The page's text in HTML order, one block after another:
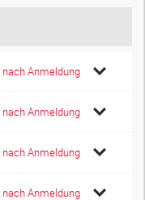
nach Anmeldung
nach Anmeldung
nach Anmeldung
nach Anmeldung